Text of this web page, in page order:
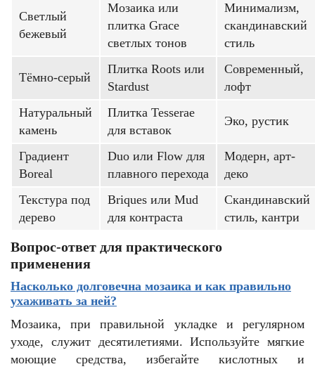
Светлый
бежевый
Мозаика или
плитка Grace
светлых тонов
Минимализм,
скандинавский
стиль
Тёмно-серый
Плитка Roots или
Stardust
Современный,
лофт
Натуральный
камень
Плитка Tesserae
для вставок
Эко, рустик
Градиент
Boreal
Duo или Flow для
плавного перехода
Модерн, арт-
деко
Текстура под
дерево
Briques или Mud
для контраста
Скандинавский
стиль, кантри
Вопрос-ответ для практического
применения
Насколько долговечна мозаика и как правильно
ухаживать за ней?
Мозаика, при правильной укладке и регулярном
уходе, служит десятилетиями. Используйте мягкие
моющие средства, избегайте кислотных и